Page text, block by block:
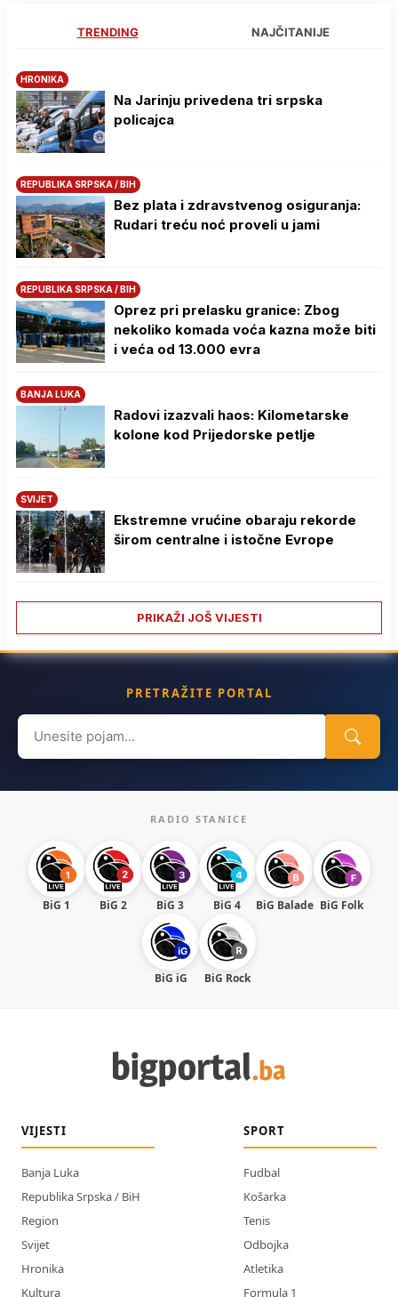
TRENDING NAJČITANIJE
HRONIKA
Na Јarinju privedena tri srpska
policajca
REPUBLIKA SRPSKA / BIH
Bez plata i zdravstvenog osiguranja:
Rudari treću noć proveli u jami
REPUBLIKA SRPSKA / BIH
Oprez pri prelasku granice: Zbog
nekoliko komada voća kazna može biti
i veća od 13.000 evra
BANJA LUKA
Radovi izazvali haos: Kilometarske
kolone kod Prijedorske petlje
SVIJET
Ekstremne vrućine obaraju rekorde
širom centralne i istočne Evrope
PRIKAŽI JOŠ VIJESTI
PRETRAŽITE PORTAL
Search
for:
RADIO STANICE
BiG 1 BiG 2 BiG 3 BiG 4 BiG Balade BiG Folk
BiG iG BiG Rock
VIJESTI
Banja Luka
Republika Srpska / BiH
Region
Svijet
Hronika
Kultura
SPORT
Fudbal
Košarka
Tenis
Odbojka
Atletika
Formula 1